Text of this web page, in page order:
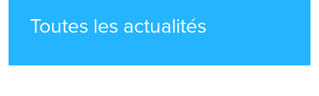
Toutes les actualités